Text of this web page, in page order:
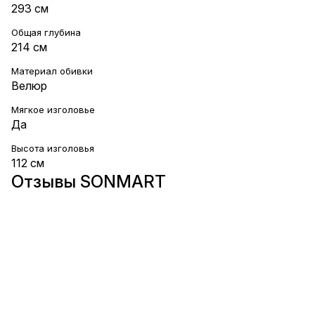
293 см
Общая глубина
214 см
Материал обивки
Велюр
Мягкое изголовье
Да
Высота изголовья
112 см
Отзывы SONMART